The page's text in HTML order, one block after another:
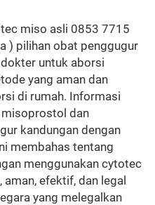
miso asli 0853 7715
) pilihan obat penggugur
untuk aborsi
yang aman dan
di rumah. Informasi
dan
kandungan dengan
membahas tentang
menggunakan cytotec
efektif, dan legal
yang melegalkan